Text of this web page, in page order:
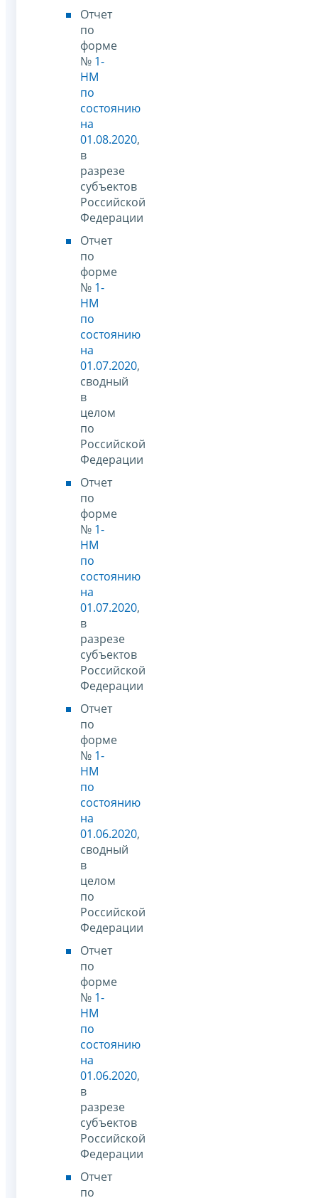
Отчет
по
форме
№ 1-
НМ
по
состоянию
на
01.08.2020,
в
разрезе
субъектов
Российской
Федерации
Отчет
по
форме
№ 1-
НМ
по
состоянию
на
01.07.2020,
сводный
в
целом
по
Российской
Федерации
Отчет
по
форме
№ 1-
НМ
по
состоянию
на
01.07.2020,
в
разрезе
субъектов
Российской
Федерации
Отчет
по
форме
№ 1-
НМ
по
состоянию
на
01.06.2020,
сводный
в
целом
по
Российской
Федерации
Отчет
по
форме
№ 1-
НМ
по
состоянию
на
01.06.2020,
в
разрезе
субъектов
Российской
Федерации
Отчет
по